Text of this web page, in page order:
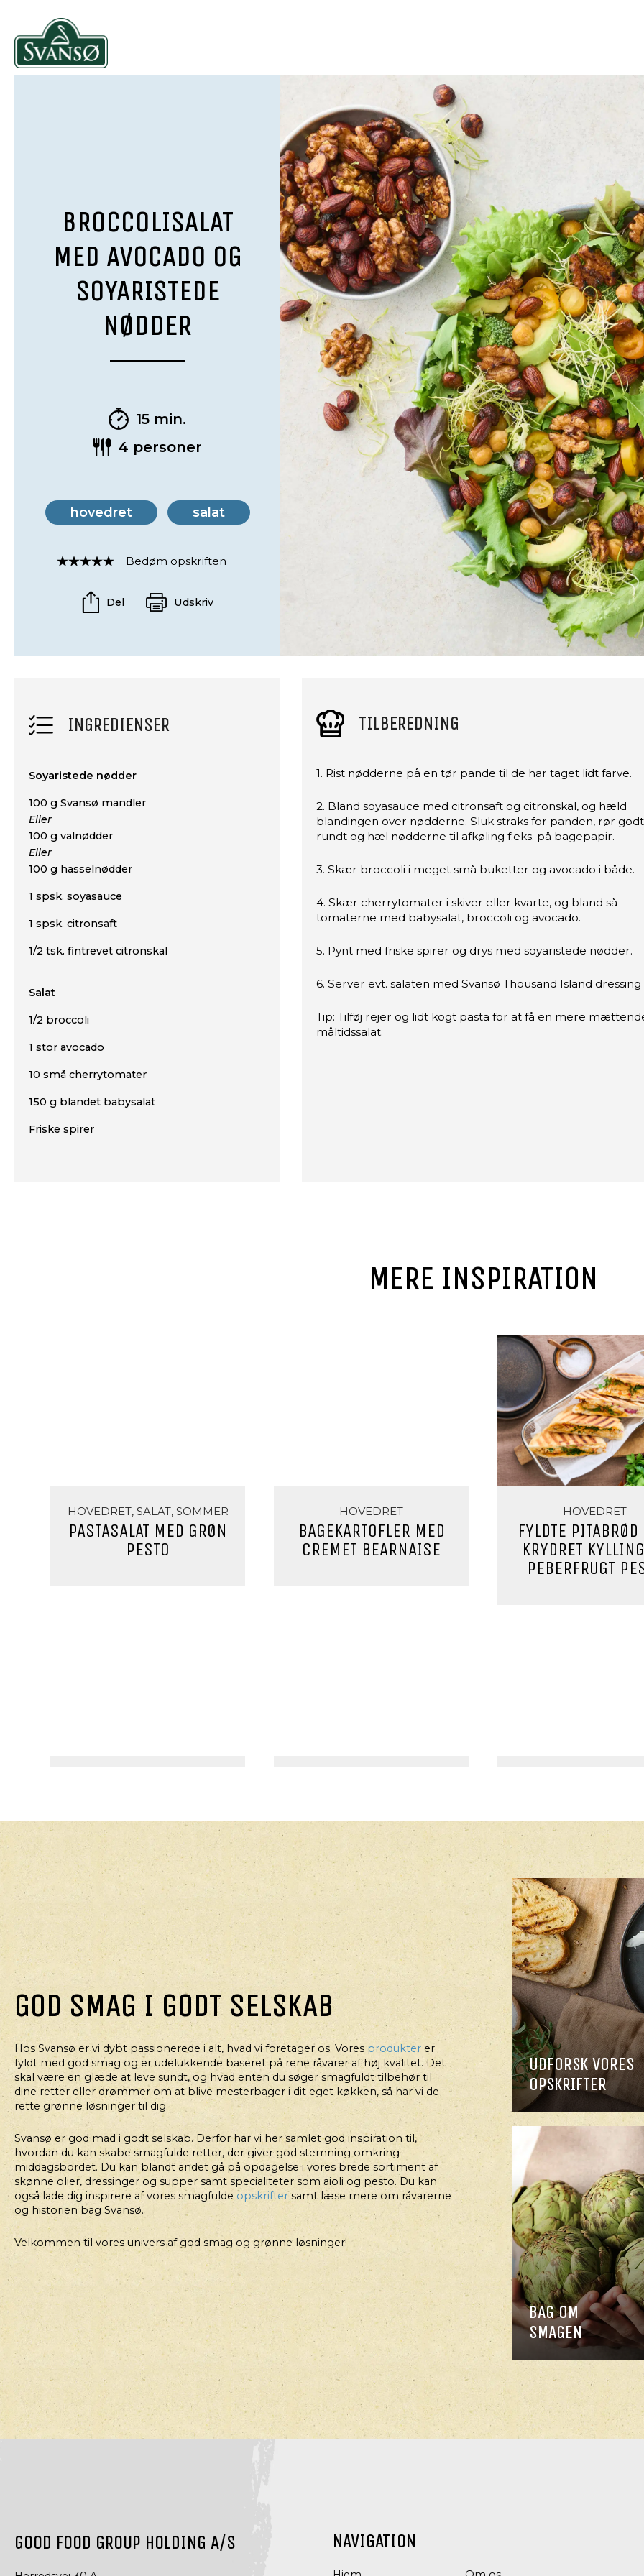
BROCCOLISALAT
MED AVOCADO OG
SOYARISTEDE
NØDDER
15 min.
4 personer
hovedret salat
Rated
out
of
Bedøm opskriften
Del Udskriv
INGREDIENSER
Soyaristede nødder
100 g Svansø mandler
Eller
100 g valnødder
Eller
100 g hasselnødder
1 spsk. soyasauce
1 spsk. citronsaft
1/2 tsk. fintrevet citronskal
Salat
1/2 broccoli
1 stor avocado
10 små cherrytomater
150 g blandet babysalat
Friske spirer
TILBEREDNING
1. Rist nødderne på en tør pande til de har taget lidt farve.
2. Bland soyasauce med citronsaft og citronskal, og hæld
blandingen over nødderne. Sluk straks for panden, rør godt
rundt og hæl nødderne til afkøling f.eks. på bagepapir.
3. Skær broccoli i meget små buketter og avocado i både.
4. Skær cherrytomater i skiver eller kvarte, og bland så
tomaterne med babysalat, broccoli og avocado.
5. Pynt med friske spirer og drys med soyaristede nødder.
6. Server evt. salaten med Svansø Thousand Island dressing
Tip: Tilføj rejer og lidt kogt pasta for at få en mere
måltidssalat.
MERE INSPIRATION
HOVEDRET, SALAT, SOMMER
PASTASALAT MED GRØN
PESTO
HOVEDRET
BAGEKARTOFLER MED
CREMET BEARNAISE
HOVEDRET
FYLDTE PITABRØD
KRYDRET
PEBERFRUGT
MED THOUSAND
ISLAND-DRESSING
FULDKORNSRIS
HOVEDRET
BAGTE SWEET POTATOES
MED
HVIDLØGSDRESSING OG
MARINEREDE LINSER
HOVEDRET
GOURMETSANDWICH
GOD SMAG I GODT SELSKAB
Hos Svansø er vi dybt passionerede i alt, hvad vi foretager os. Vores produkter er
fyldt med god smag og er udelukkende baseret på rene råvarer af høj kvalitet. Det
skal være en glæde at leve sundt, og hvad enten du søger smagfuldt tilbehør til
dine retter eller drømmer om at blive mesterbager i dit eget køkken, så har vi de
rette grønne løsninger til dig.
Svansø er god mad i godt selskab. Derfor har vi her samlet god inspiration til,
hvordan du kan skabe smagfulde retter, der giver god stemning omkring
middagsbordet. Du kan blandt andet gå på opdagelse i vores brede sortiment af
skønne olier, dressinger og supper samt specialiteter som aioli og pesto. Du kan
også lade dig inspirere af vores smagfulde opskriftersamt læse mere om råvarerne
og historien bag Svansø.
Velkommen til vores univers af god smag og grønne løsninger!
UDFORSK VORES
OPSKRIFTER
BAG OM
SMAGEN
GOOD FOOD GROUP HOLDING A/S NAVIGATION